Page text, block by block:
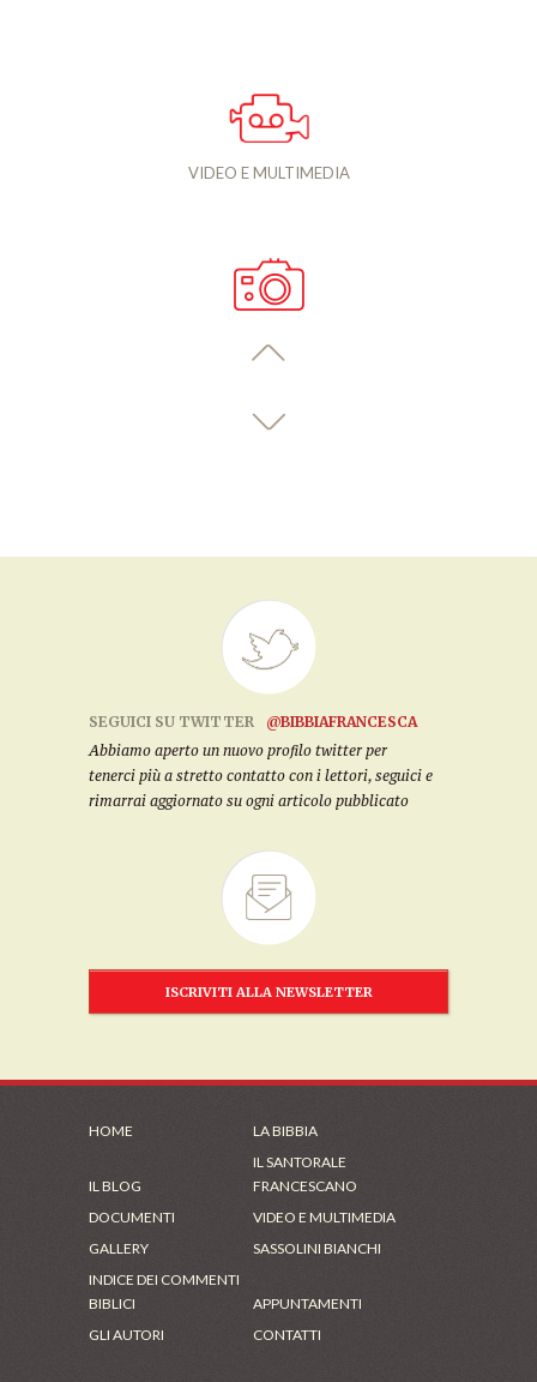
VIDEO E MULTIMEDIA
SEGUICI SU TWITTER
@BIBBIAFRANCESCA
Abbiamo aperto un nuovo profilo twitter per
tenerci più a stretto contatto con i lettori, seguici e
rimarrai aggiornato su ogni articolo pubblicato
ISCRIVITI ALLA NEWSLETTER
HOME LA BIBBIA
IL BLOG
IL SANTORALE
FRANCESCANO
DOCUMENTI
VIDEO E MULTIMEDIA
GALLERY
SASSOLINI BIANCHI
INDICE DEI COMMENTI
BIBLICI
APPUNTAMENTI
GLI AUTORI
CONTATTI